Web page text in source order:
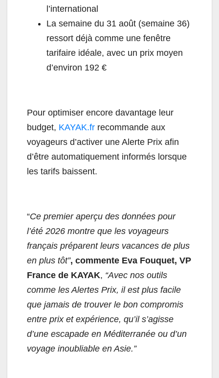
l’international
La semaine du 31 août (semaine 36)
ressort déjà comme une fenêtre
tarifaire idéale, avec un prix moyen
d’environ 192 €
Pour optimiser encore davantage leur
budget, KAYAK.fr recommande aux
voyageurs d’activer une Alerte Prix afin
d’être automatiquement informés lorsque
les tarifs baissent.
“Ce premier aperçu des données pour
l’été 2026 montre que les voyageurs
français préparent leurs vacances de plus
en plus tôt”, commente Eva Fouquet, VP
France de KAYAK, “Avec nos outils
comme les Alertes Prix, il est plus facile
que jamais de trouver le bon compromis
entre prix et expérience, qu’il s’agisse
d’une escapade en Méditerranée ou d’un
voyage inoubliable en Asie.”